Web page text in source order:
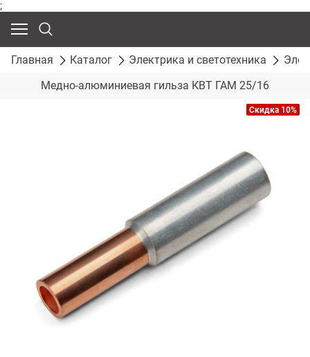
;
Главная Каталог Электрика и светотехника
Медно-алюминиевая гильза КВТ ГАМ 25/16
Скидка 10%